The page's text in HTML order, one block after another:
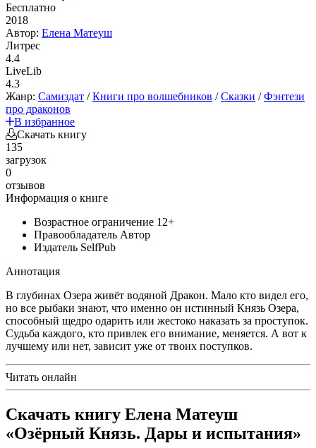
Бесплатно
2018
Автор: Елена Матеуш
Литрес
4.4
LiveLib
4.3
Жанр: Самиздат /Книги про волшебников /Сказки /Фэнтези
про драконов
В избранное
Скачать книгу
135
загрузок
0
отзывов
Информация о книге
Возрастное ограничение 12+
Правообладатель Автор
Издатель SelfPub
Аннотация
В глубинах Озера живёт водяной Дракон. Мало кто видел его,
но все рыбаки знают, что именно он истинный Князь Озера,
способный щедро одарить или жестоко наказать за проступок.
Судьба каждого, кто привлек его внимание, меняется. А вот к
лучшему или нет, зависит уже от твоих поступков.
Читать онлайн
Скачать книгу Елена Матеуш
«Озёрный Князь. Дары и испытания»